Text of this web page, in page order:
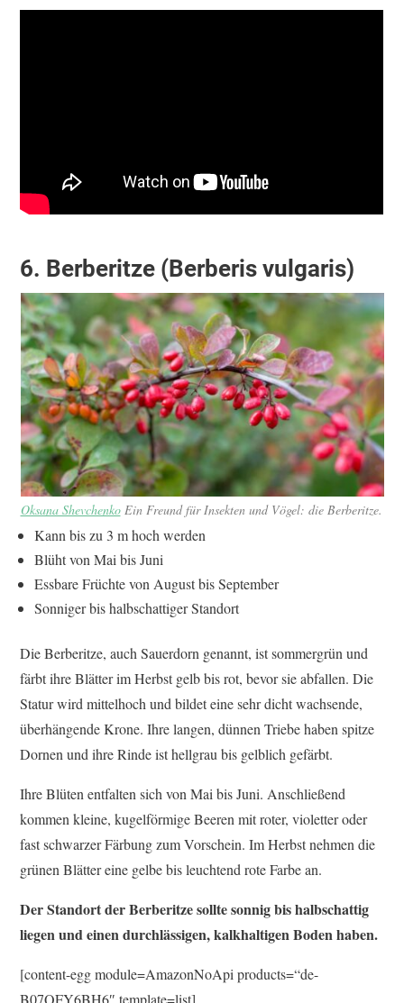
6. Berberitze (Berberis vulgaris)
Oksana ShevchenkoEin Freund für Insekten und Vögel: die Berberitze.
Kann bis zu 3 m hoch werden
Blüht von Mai bis Juni
Essbare Früchte von August bis September
Sonniger bis halbschattiger Standort
Die Berberitze, auch Sauerdorn genannt, ist sommergrün und
färbt ihre Blätter im Herbst gelb bis rot, bevor sie abfallen. Die
Statur wird mittelhoch und bildet eine sehr dicht wachsende,
überhängende Krone. Ihre langen, dünnen Triebe haben spitze
Dornen und ihre Rinde ist hellgrau bis gelblich gefärbt.
Ihre Blüten entfalten sich von Mai bis Juni. Anschließend
kommen kleine, kugelförmige Beeren mit roter, violetter oder
fast schwarzer Färbung zum Vorschein. Im Herbst nehmen die
grünen Blätter eine gelbe bis leuchtend rote Farbe an.
Der Standort der Berberitze sollte sonnig bis halbschattig
liegen und einen durchlässigen, kalkhaltigen Boden haben.
[content-egg module=AmazonNoApi products=“de-
B07QFY6BH6″ template=list]